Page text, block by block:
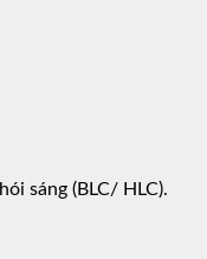
sáng (BLC/ HLC).